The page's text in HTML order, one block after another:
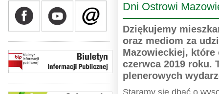
Dni Ostrowi
Dziękujemy
oraz mediom za
Mazowieckiej, które
czerwca 2019 roku.
plenerowych
Staramy się dbać o